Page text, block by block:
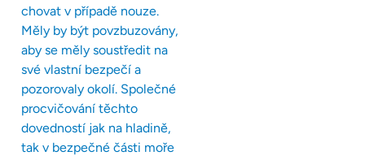
chovat v případě nouze.
Měly by být povzbuzovány,
aby se měly soustředit na
své vlastní bezpečí a
pozorovaly okolí. Společné
procvičování těchto
dovedností jak na hladině,
tak v bezpečné části moře